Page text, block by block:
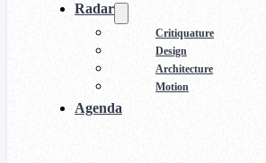
Radar
Critiquature
Design
Architecture
Motion
Agenda